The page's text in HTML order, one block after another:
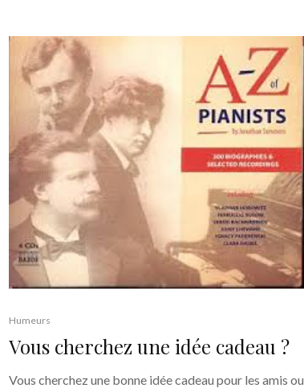
Humeurs
Vous cherchez une idée cadeau ?
Vous cherchez une bonne idée cadeau pour les amis ou